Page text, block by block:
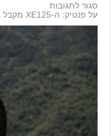
סגור לתגובות
על פנטיק: ה-XE125 מקבל גרסת סיקס דייז מיוחדת